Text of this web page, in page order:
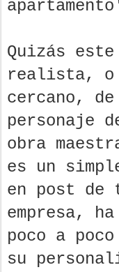
Quizás
realista, o
cercano,
personaje
obra
es un
en post
empresa,
poco a
su